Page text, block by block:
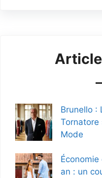
Brunello :
Tornatore
Mode
an : un